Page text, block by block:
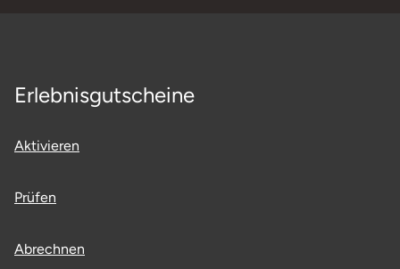
Erlebnisgutscheine
Aktivieren
Prüfen
Abrechnen